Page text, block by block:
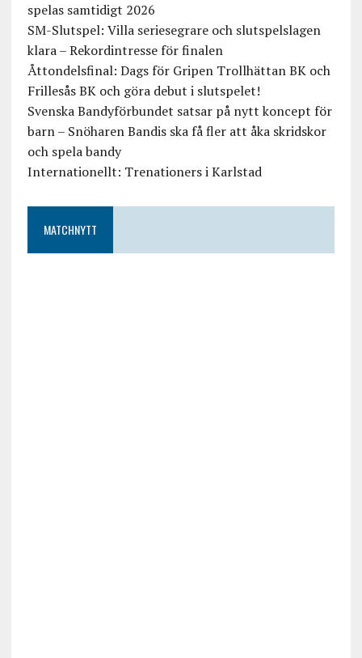
spelas samtidigt 2026
SM-Slutspel: Villa seriesegrare och slutspelslagen
klara – Rekordintresse för finalen
Åttondelsfinal: Dags för Gripen Trollhättan BK och
Frillesås BK och göra debut i slutspelet!
Svenska Bandyförbundet satsar på nytt koncept för
barn – Snöharen Bandis ska få fler att åka skridskor
och spela bandy
Internationellt: Trenationers i Karlstad
MATCHNYTT